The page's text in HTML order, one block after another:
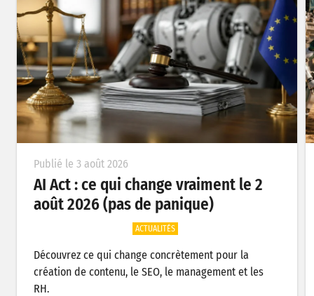
Publié le 3 août 2026
AI Act : ce qui change vraiment le 2
août 2026 (pas de panique)
ACTUALITÉS
Découvrez ce qui change concrètement pour la
création de contenu, le SEO, le management et les
RH.